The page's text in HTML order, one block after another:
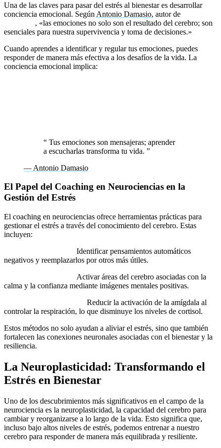
Una de las claves para pasar del estrés al bienestar es desarrollar
conciencia emocional. Según Antonio Damasio, autor de
, «las emociones no solo son el resultado del cerebro; son
esenciales para nuestra supervivencia y toma de decisiones.»
Cuando aprendes a identificar y regular tus emociones, puedes
responder de manera más efectiva a los desafíos de la vida. La
conciencia emocional implica:
“ Tus emociones son mensajeras; aprender
a escucharlas transforma tu vida. ”
— Antonio Damasio
El Papel del Coaching en Neurociencias en la
Gestión del Estrés
El coaching en neurociencias ofrece herramientas prácticas para
gestionar el estrés a través del conocimiento del cerebro. Estas
incluyen:
Identificar pensamientos automáticos
negativos y reemplazarlos por otros más útiles.
Activar áreas del cerebro asociadas con la
calma y la confianza mediante imágenes mentales positivas.
Reducir la activación de la amígdala al
controlar la respiración, lo que disminuye los niveles de cortisol.
Estos métodos no solo ayudan a aliviar el estrés, sino que también
fortalecen las conexiones neuronales asociadas con el bienestar y la
resiliencia.
La Neuroplasticidad: Transformando el
Estrés en Bienestar
Uno de los descubrimientos más significativos en el campo de la
neurociencia es la neuroplasticidad, la capacidad del cerebro para
cambiar y reorganizarse a lo largo de la vida. Esto significa que,
incluso bajo altos niveles de estrés, podemos entrenar a nuestro
cerebro para responder de manera más equilibrada y resiliente.